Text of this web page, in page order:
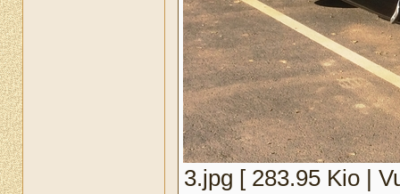
3.jpg [ 283.95 Kio |